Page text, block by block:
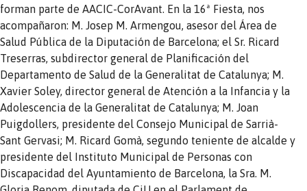
forman parte de AACIC-CorAvant. En la 16ª Fiesta, nos
acompañaron: M. Josep M. Armengou, asesor del Área de
Salud Pública de la Diputación de Barcelona; el Sr. Ricard
Treserras, subdirector general de Planificación del
Departamento de Salud de la Generalitat de Catalunya; M.
Xavier Soley, director general de Atención a la Infancia y la
Adolescencia de la Generalitat de Catalunya; M. Joan
Puigdollers, presidente del Consejo Municipal de Sarrià-
Sant Gervasi; M. Ricard Gomà, segundo teniente de alcalde y
presidente del Instituto Municipal de Personas con
Discapacidad del Ayuntamiento de Barcelona, la Sra. M.